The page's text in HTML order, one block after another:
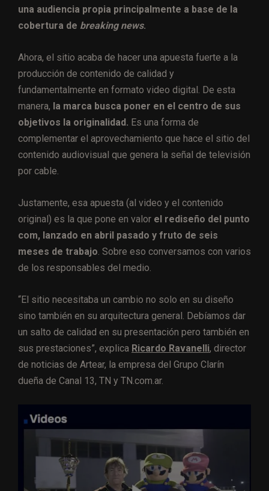
una audiencia propia principalmente a base de la
cobertura de breaking news.
Ahora, el sitio acaba de hacer una apuesta fuerte a la
producción de contenido de calidad y
fundamentalmente en formato video digital. De esta
manera, la marca busca poner en el centro de sus
objetivos la originalidad. Es una forma de
complementar el aprovechamiento que hace el sitio del
contenido audiovisual que genera la señal de televisión
por cable.
Justamente, esa apuesta (al video y el contenido
original) es la que pone en valor el rediseño del punto
com, lanzado en abril pasado y fruto de seis
meses de trabajo. Sobre eso conversamos con varios
de los responsables del medio.
“El sitio necesitaba un cambio no solo en su diseño
sino también en su arquitectura general. Debíamos dar
un salto de calidad en su presentación pero también en
sus prestaciones”, explica Ricardo Ravanelli, director
de noticias de Artear, la empresa del Grupo Clarín
dueña de Canal 13, TN y TN.com.ar.